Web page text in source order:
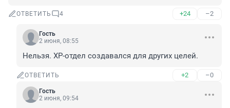
ОТВЕТИТЬ 4 +24 –2
Гость
2 июня, 08:55
Нельзя. ХР-отдел создавался для других целей.
ОТВЕТИТЬ +2 –0
Гость
2 июня, 09:54